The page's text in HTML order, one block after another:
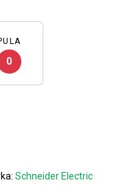
0
22, ugrađen LED–24 V,
Schneider Electric